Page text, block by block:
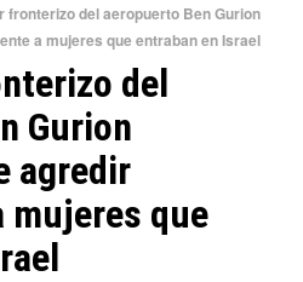
fronterizo del aeropuerto Ben Gurion
a mujeres que entraban en Israel
del
Gurion
agredir
mujeres que